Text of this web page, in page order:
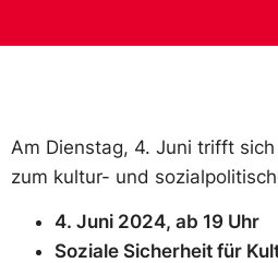
Am Dienstag, 4. Juni trifft
zum kultur- und
4. Juni 2024, ab 19 Uhr
Soziale Sicherheit für